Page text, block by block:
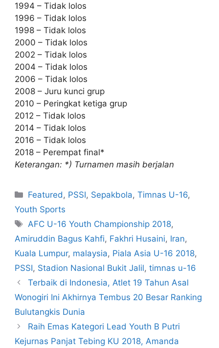
1994 – Tidak lolos
1996 – Tidak lolos
1998 – Tidak lolos
2000 – Tidak lolos
2002 – Tidak lolos
2004 – Tidak lolos
2006 – Tidak lolos
2008 – Juru kunci grup
2010 – Peringkat ketiga grup
2012 – Tidak lolos
2014 – Tidak lolos
2016 – Tidak lolos
2018 – Perempat final*
Keterangan: *) Turnamen masih berjalan
Featured , PSSI, Sepakbola,Timnas U-16,
Youth Sports
AFC U-16 Youth Championship 2018,
Amiruddin Bagus Kahfi, Fakhri Husaini, Iran,
Kuala Lumpur, malaysia, Piala Asia U-16 2018,
PSSI, Stadion Nasional Bukit Jalil, timnas u-16
Terbaik di Indonesia, Atlet 19 Tahun Asal
Wonogiri Ini Akhirnya Tembus 20 Besar Ranking
Bulutangkis Dunia
Raih Emas Kategori Lead Youth B Putri
Kejurnas Panjat Tebing KU 2018, Amanda